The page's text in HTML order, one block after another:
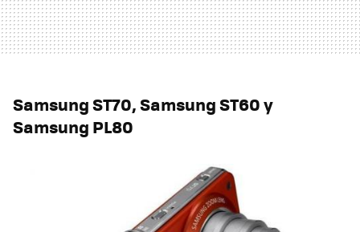
Samsung ST70, Samsung ST60 y
Samsung PL80